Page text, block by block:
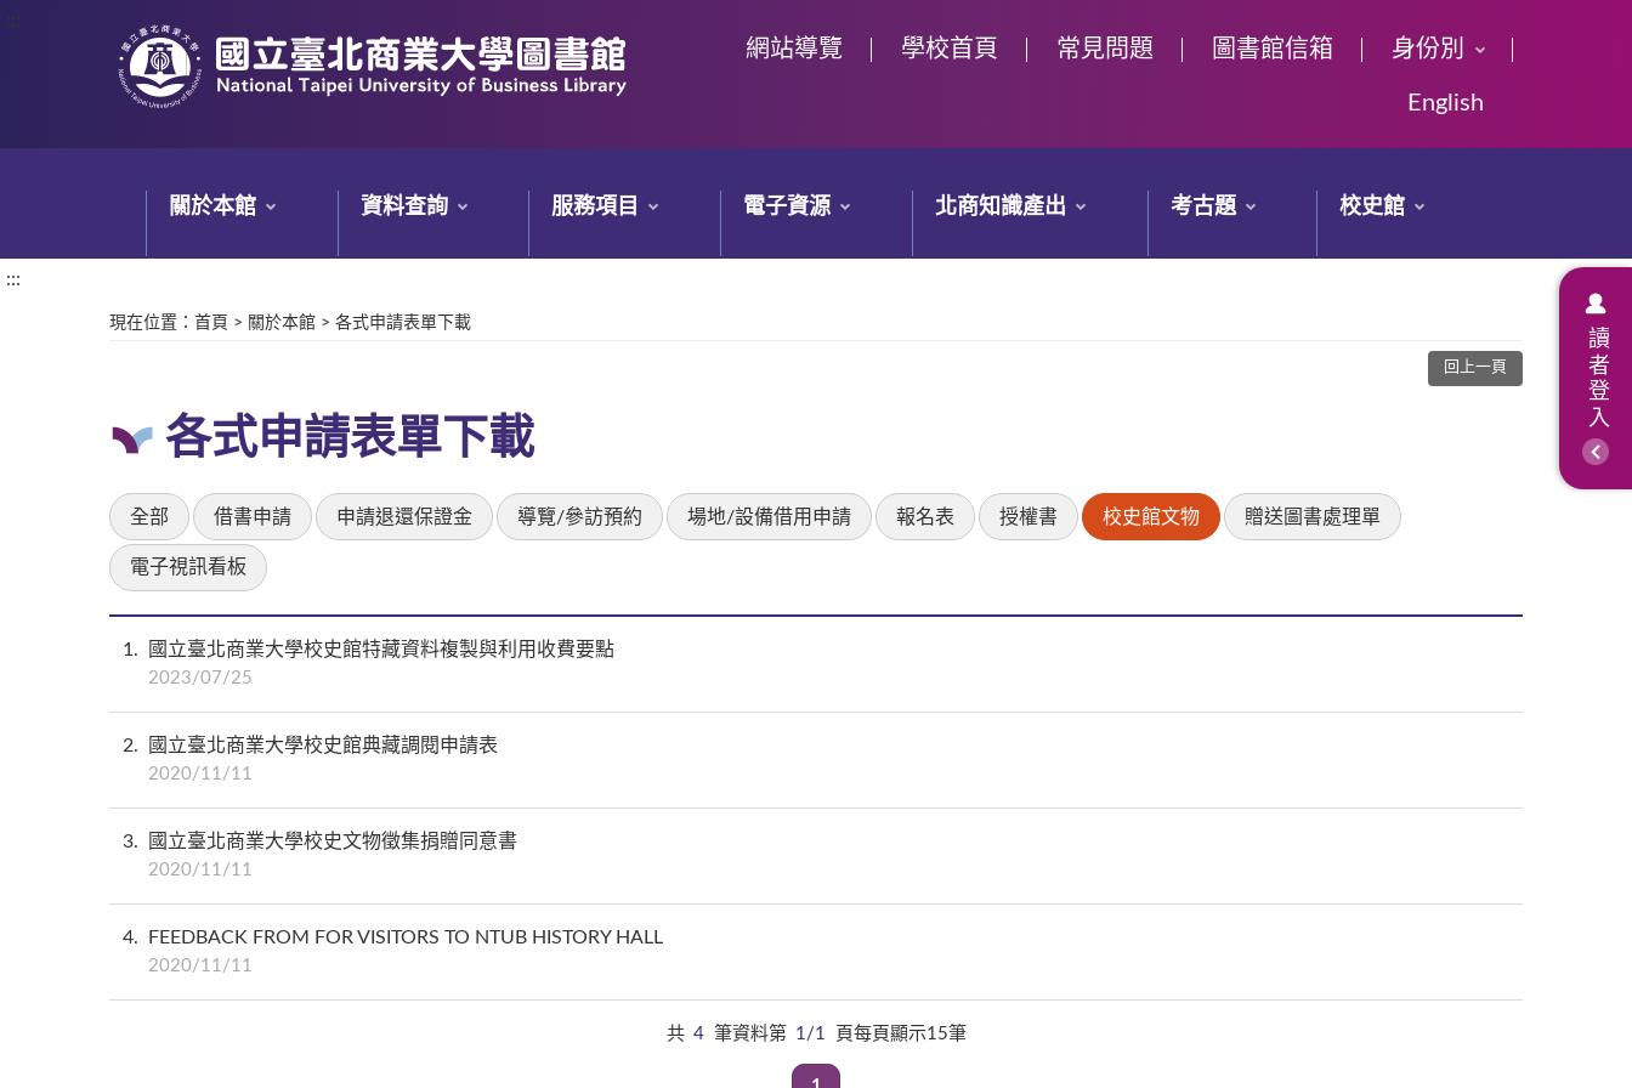
:::
:::
網站導覽 學校首頁 常見問題 圖書館信箱 身份別
English
關於本館 資料查詢 服務項目 電子資源 北商知識產出 考古題 校史館
讀者登入
:::
現在位置 ： 首頁 > 關於本館 > 各式申請表單下載
回上一頁
各式申請表單下載
全部 借書申請 申請退還保證金 導覽/參訪預約 場地/設備借用申請 報名表 授權書 校史館文物 贈送圖書處理單
電子視訊看板
1 國立臺北商業大學校史館特藏資料複製與利用收費要點
2023/07/25
2 國立臺北商業大學校史館典藏調閱申請表
2020/11/11
3 國立臺北商業大學校史文物徵集捐贈同意書
2020/11/11
4 FEEDBACK FROM FOR VISITORS TO NTUB HISTORY HALL
2020/11/11
共 4 筆資料第 1/1 頁每頁顯示15筆